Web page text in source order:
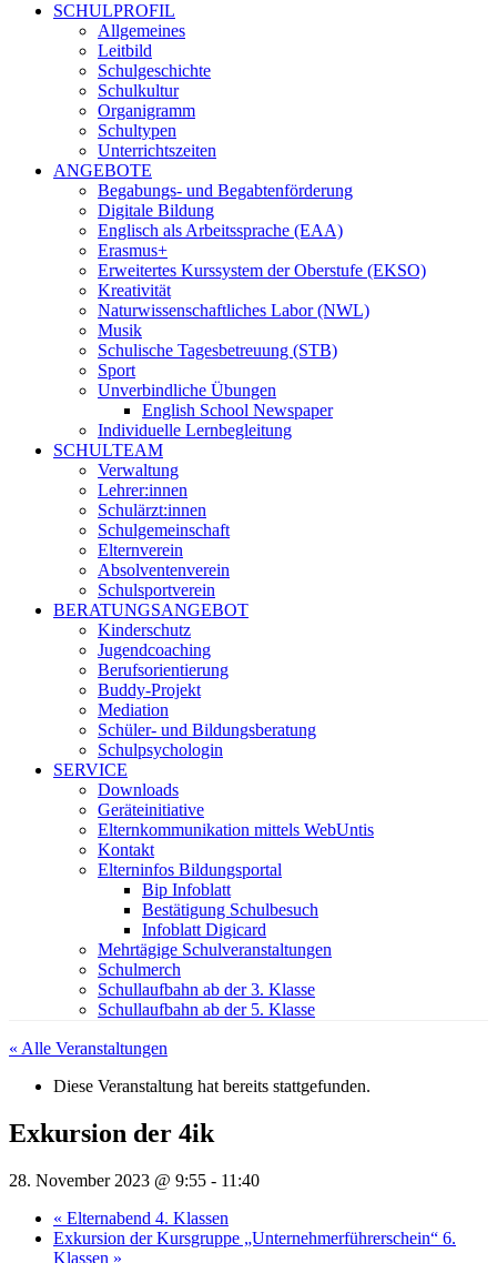
SCHULPROFIL
Allgemeines
Leitbild
Schulgeschichte
Schulkultur
Organigramm
Schultypen
Unterrichtszeiten
ANGEBOTE
Begabungs- und Begabtenförderung
Digitale Bildung
Englisch als Arbeitssprache (EAA)
Erasmus+
Erweitertes Kurssystem der Oberstufe (EKSO)
Kreativität
Naturwissenschaftliches Labor (NWL)
Musik
Schulische Tagesbetreuung (STB)
Sport
Unverbindliche Übungen
English School Newspaper
Individuelle Lernbegleitung
SCHULTEAM
Verwaltung
Lehrer:innen
Schulärzt:innen
Schulgemeinschaft
Elternverein
Absolventenverein
Schulsportverein
BERATUNGSANGEBOT
Kinderschutz
Jugendcoaching
Berufsorientierung
Buddy-Projekt
Mediation
Schüler- und Bildungsberatung
Schulpsychologin
SERVICE
Downloads
Geräteinitiative
Elternkommunikation mittels WebUntis
Kontakt
Elterninfos Bildungsportal
Bip Infoblatt
Bestätigung Schulbesuch
Infoblatt Digicard
Mehrtägige Schulveranstaltungen
Schulmerch
Schullaufbahn ab der 3. Klasse
Schullaufbahn ab der 5. Klasse
« Alle Veranstaltungen
Diese Veranstaltung hat bereits stattgefunden.
Exkursion der 4ik
28. November 2023 @ 9:55 - 11:40
« Elternabend 4. Klassen
Exkursion der Kursgruppe „Unternehmerführerschein“ 6.
Klassen »